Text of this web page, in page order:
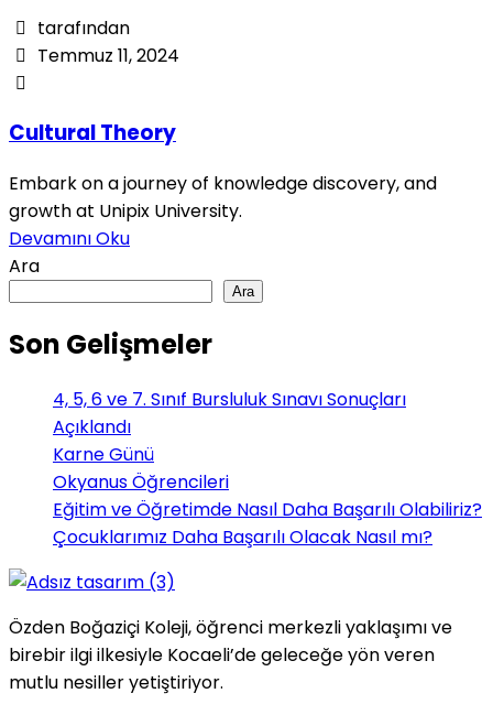
tarafından
Temmuz 11, 2024
Cultural Theory
Embark on a journey of knowledge discovery, and
growth at Unipix University.
Devamını Oku
Ara
Ara
Son Gelişmeler
4, 5, 6 ve 7. Sınıf Bursluluk Sınavı Sonuçları
Açıklandı
Karne Günü
Okyanus Öğrencileri
Eğitim ve Öğretimde Nasıl Daha Başarılı Olabiliriz?
Çocuklarımız Daha Başarılı Olacak Nasıl mı?
Özden Boğaziçi Koleji, öğrenci merkezli yaklaşımı ve
birebir ilgi ilkesiyle Kocaeli’de geleceğe yön veren
mutlu nesiller yetiştiriyor.